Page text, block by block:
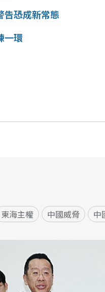
告恐成新常態
一環
東海主權 中國威脅 中